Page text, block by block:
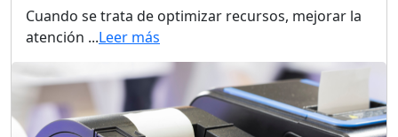
Cuando se trata de optimizar recursos, mejorar la
atención ...Leer más